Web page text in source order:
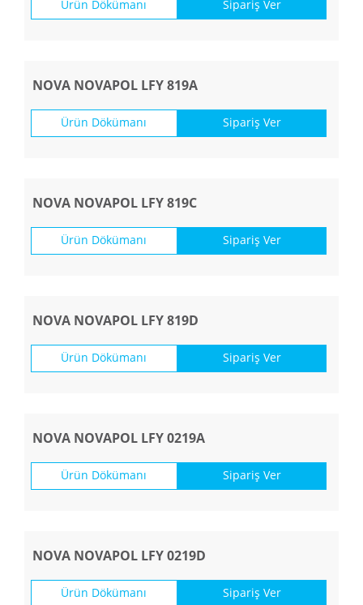
Ürün Dökümanı Sipariş Ver
NOVA NOVAPOL LFY 819A
Ürün Dökümanı Sipariş Ver
NOVA NOVAPOL LFY 819C
Ürün Dökümanı Sipariş Ver
NOVA NOVAPOL LFY 819D
Ürün Dökümanı Sipariş Ver
NOVA NOVAPOL LFY 0219A
Ürün Dökümanı Sipariş Ver
NOVA NOVAPOL LFY 0219D
Ürün Dökümanı Sipariş Ver